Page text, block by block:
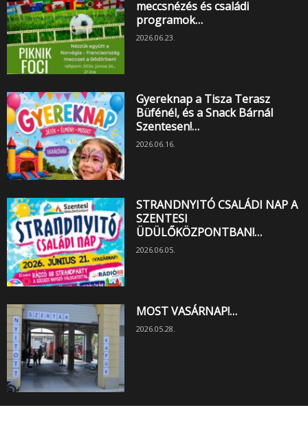
meccsnézés és családi
programok…
2026.06.23.
Gyereknap a Tisza Terasz
Büfénél, és a Snack Bárnál
Szentesen!…
2026.06.16.
STRANDNYITÓ CSALÁDI NAP A
SZENTESI
ÜDÜLŐKÖZPONTBAN!…
2026.06.05.
MOST VASÁRNAP!…
2026.05.28.